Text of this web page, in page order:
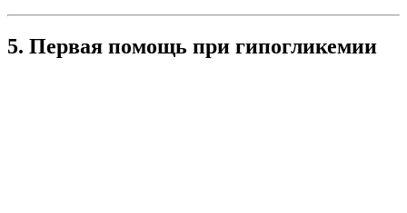
5. Первая помощь при гипогликемии